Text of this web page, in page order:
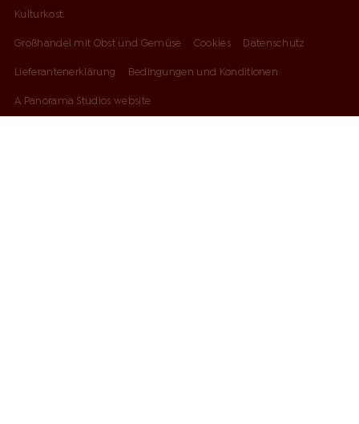
Kulturkost.
Großhandel mit Obst und Gemüse Cookies Datenschutz
Lieferantenerklärung Bedingungen und Konditionen
A Panorama Studios website